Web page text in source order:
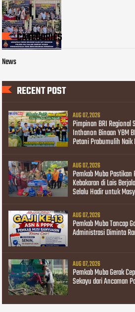
CATEGORIES
News
RECENT POST
AUG 07, 2026
Pimpinan BRI Regional
Inthanon Binaan YBM
Petani Prabumulih Naik
AUG 07, 2026
Pemkab Muba
Kebakaran di Lais
Selalu Hadir untuk
AUG 07, 2026
Pemkab Muba Tancap
Administrasi Diminta
AUG 07, 2026
Pemkab Muba Gerak
Sekayu dari Ancaman